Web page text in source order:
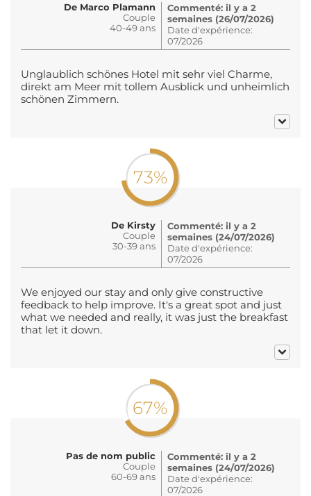
De Marco Plamann
Couple
40-49 ans
Commenté: il y a 2
semaines (26/07/2026)
Date d'expérience:
07/2026
Unglaublich schönes Hotel mit sehr viel Charme,
direkt am Meer mit tollem Ausblick und unheimlich
schönen Zimmern.
73%
De Kirsty
Couple
30-39 ans
Commenté: il y a 2
semaines (24/07/2026)
Date d'expérience:
07/2026
We enjoyed our stay and only give constructive
feedback to help improve. It's a great spot and just
what we needed and really, it was just the breakfast
that let it down.
67%
Pas de nom public
Couple
60-69 ans
Commenté: il y a 2
semaines (24/07/2026)
Date d'expérience:
07/2026